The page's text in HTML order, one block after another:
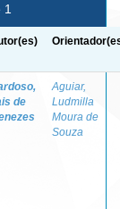
de
Aguiar,
Ludmilla
Moura de
Souza